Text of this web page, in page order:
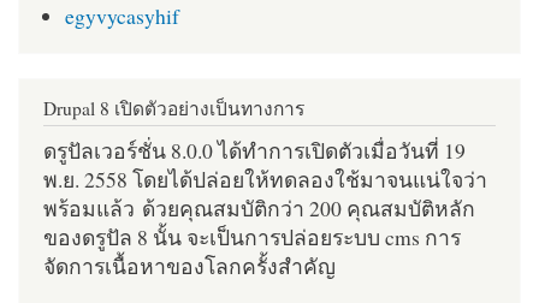
egyvycasyhif
Drupal 8 เปิดตัวอย่างเป็นทางการ
ดรูปัลเวอร์ชั่น 8.0.0 ได้ทำการเปิดตัวเมื่อวันที่ 19
พ.ย. 2558 โดยได้ปล่อยให้ทดลองใช้มาจนแน่ใจว่า
พร้อมแล้ว ด้วยคุณสมบัติกว่า 200 คุณสมบัติหลัก
ของดรูปัล 8 นั้น จะเป็นการปล่อยระบบ cms การ
จัดการเนื้อหาของโลกครั้งสำคัญ